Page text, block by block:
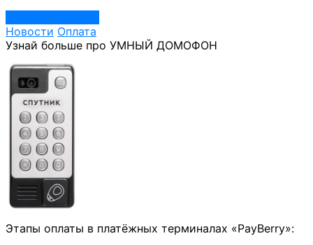
Новости Оплата
Узнай больше про УМНЫЙ ДОМОФОН
Этапы оплаты в платёжных терминалах «PayBerry»: